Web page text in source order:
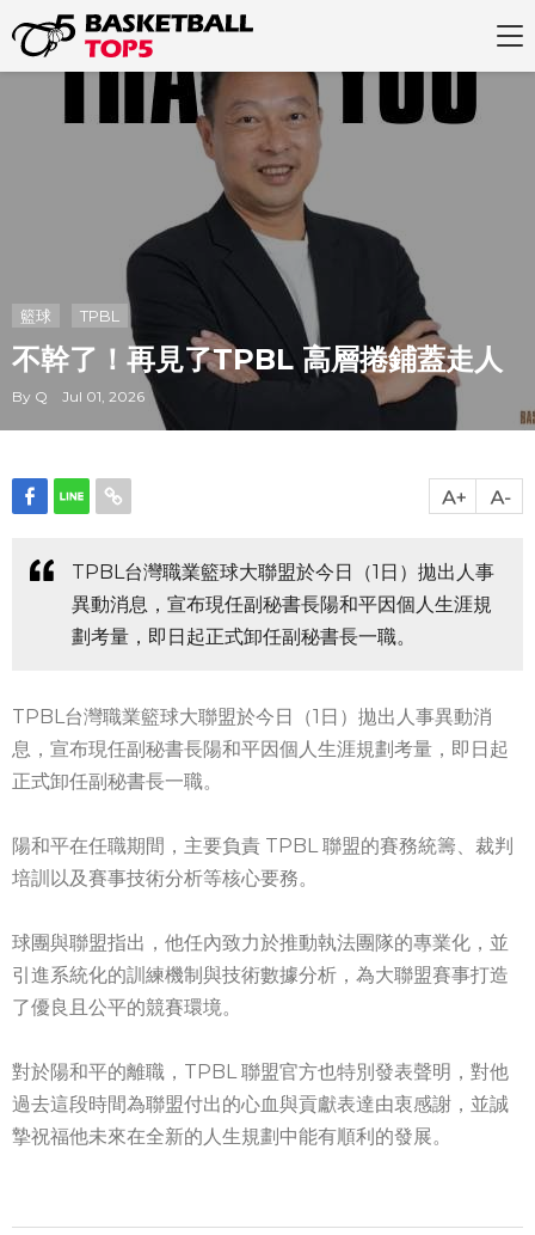
籃球 TPBL
不幹了！再見了TPBL 高層捲鋪蓋走人
By Q Jul 01, 2026
TPBL台灣職業籃球大聯盟於今日（1日）拋出人事
異動消息，宣布現任副秘書長陽和平因個人生涯規
劃考量，即日起正式卸任副秘書長一職。
TPBL台灣職業籃球大聯盟於今日（1日）拋出人事異動消
息，宣布現任副秘書長陽和平因個人生涯規劃考量，即日起
正式卸任副秘書長一職。
陽和平在任職期間，主要負責 TPBL 聯盟的賽務統籌、裁判
培訓以及賽事技術分析等核心要務。
球團與聯盟指出，他任內致力於推動執法團隊的專業化，並
引進系統化的訓練機制與技術數據分析，為大聯盟賽事打造
了優良且公平的競賽環境。
對於陽和平的離職，TPBL 聯盟官方也特別發表聲明，對他
過去這段時間為聯盟付出的心血與貢獻表達由衷感謝，並誠
摯祝福他未來在全新的人生規劃中能有順利的發展。